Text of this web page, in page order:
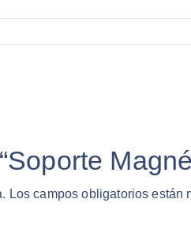
Los campos obligatorios están